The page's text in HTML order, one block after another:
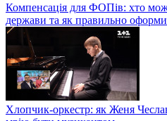
Компенсація для ФОПів: хто
держави та як правильно
Хлопчик-оркестр: як Женя